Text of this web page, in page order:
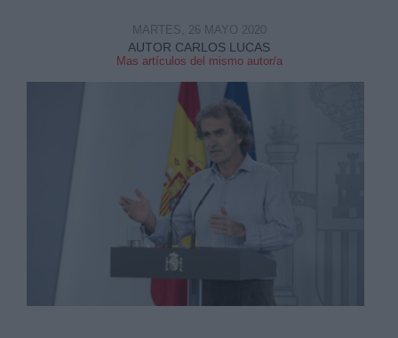
AUTOR CARLOS LUCAS
Mas artículos del mismo autor/a
MARTES, 26 MAYO 2020
Información adicional
link